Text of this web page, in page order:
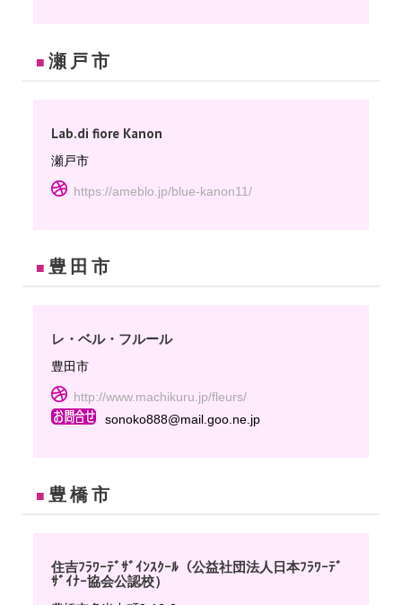
■ 瀬戸市
Lab.di fiore Kanon
瀬戸市
https://ameblo.jp/blue-kanon11/
■ 豊田市
レ・ベル・フルール
豊田市
http://www.machikuru.jp/fleurs/
sonoko888@mail.goo.ne.jp
■ 豊橋市
住吉ﾌﾗﾜｰﾃﾞｻﾞｲﾝｽｸｰﾙ（公益社団法人日本ﾌﾗﾜｰﾃﾞ
ｻﾞｲﾅｰ協会公認校）